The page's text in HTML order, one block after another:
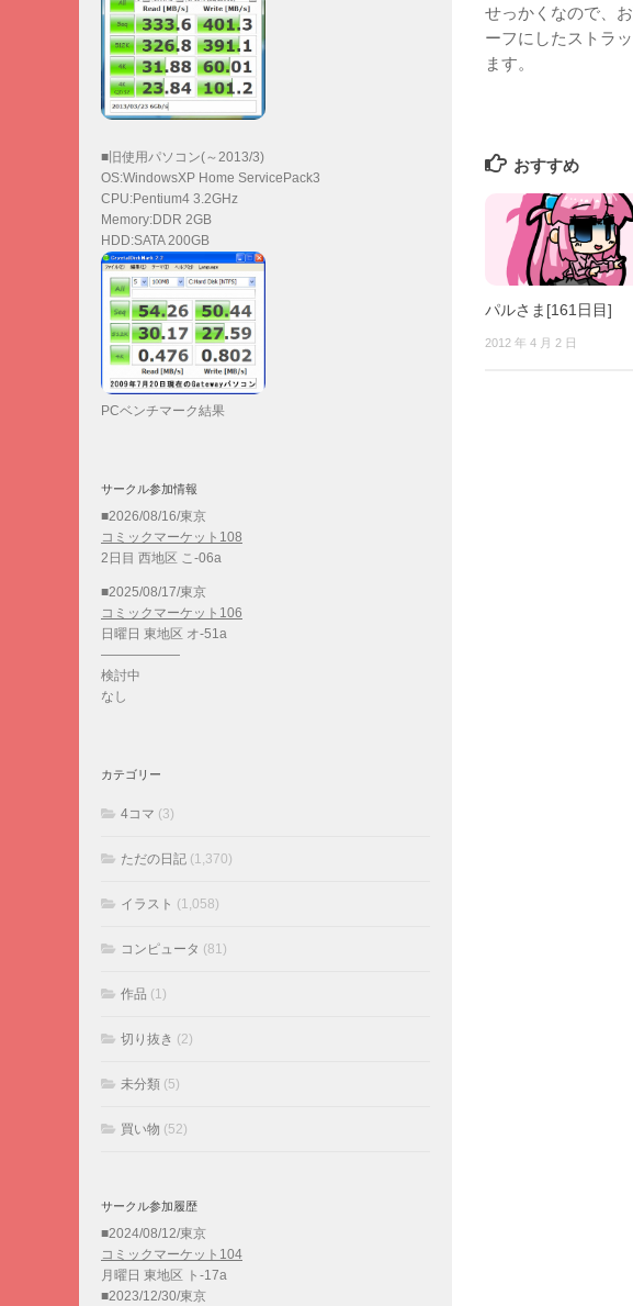
せっかくなので、
ーフにしたストラ
ます。
おすすめ
パルさま[161日目]
2012 年 4 月 2 日
■旧使用パソコン(～2013/3)
OS:WindowsXP Home ServicePack3
CPU:Pentium4 3.2GHz
Memory:DDR 2GB
HDD:SATA 200GB
PCベンチマーク結果
サークル参加情報
■2026/08/16/東京
コミックマーケット108
2日目 西地区 こ-06a
■2025/08/17/東京
コミックマーケット106
日曜日 東地区 オ-51a
——————
検討中
なし
カテゴリー
4コマ (3)
ただの日記 (1,370)
イラスト (1,058)
コンピュータ (81)
作品 (1)
切り抜き (2)
未分類 (5)
買い物 (52)
サークル参加履歴
■2024/08/12/東京
コミックマーケット104
月曜日 東地区 ト-17a
■2023/12/30/東京